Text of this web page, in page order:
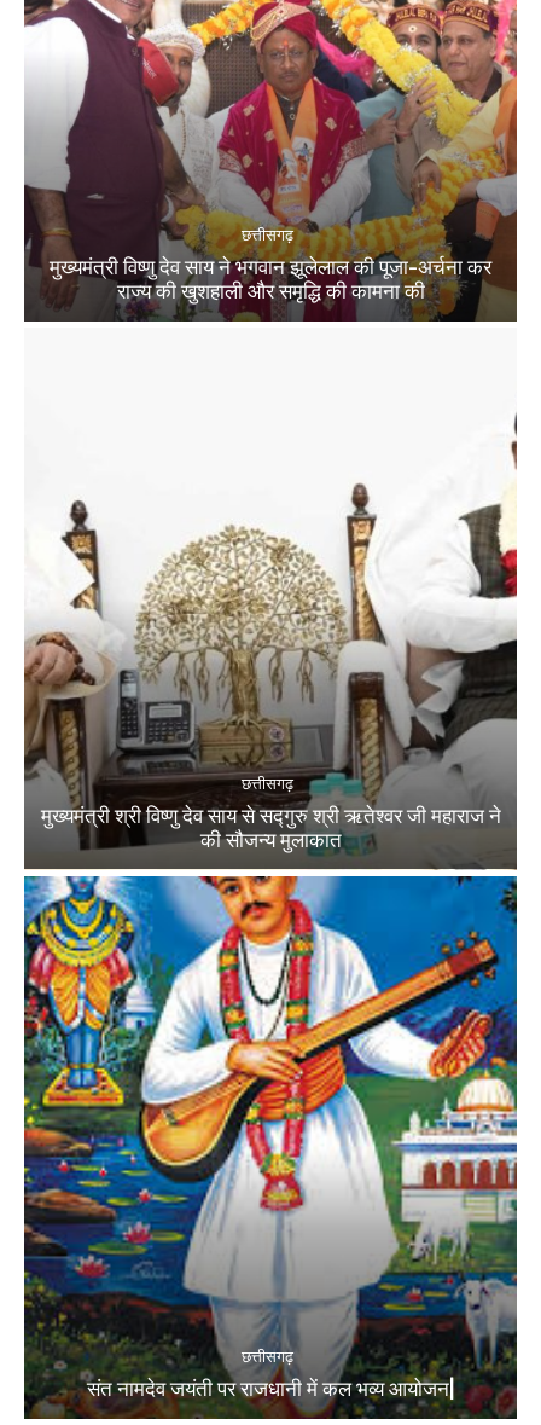
छत्तीसगढ़
मुख्यमंत्री विष्णु देव साय ने भगवान झूलेलाल की पूजा-अर्चना कर
राज्य की खुशहाली और समृद्धि की कामना की
छत्तीसगढ़
मुख्यमंत्री श्री विष्णु देव साय से सद्गुरु श्री ऋतेश्वर जी महाराज ने
की सौजन्य मुलाकात
छत्तीसगढ़
संत नामदेव जयंती पर राजधानी में कल भव्य आयोजन|